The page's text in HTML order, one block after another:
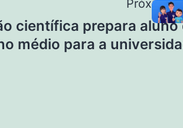
Próximo
científica prepara aluno
médio para a